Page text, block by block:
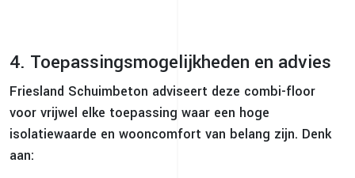
4. Toepassingsmogelijkheden en advies
Friesland Schuimbeton adviseert deze combi-floor
voor vrijwel elke toepassing waar een hoge
isolatiewaarde en wooncomfort van belang zijn. Denk
aan: